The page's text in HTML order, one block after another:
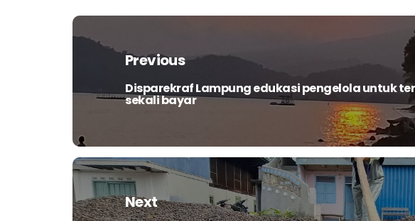
Navigasi
pos
Previous
Previous
post:
Disparekraf Lampung edukasi pengelola untuk
sekali bayar
Next